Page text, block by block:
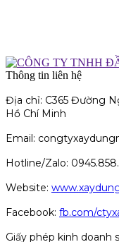
Thông tin liên hệ
Địa chỉ: C365 Đường
Hồ Chí Minh
Email:
Hotline/Zalo:
Website:
Facebook: fb.com/
Giấy phép kinh doanh